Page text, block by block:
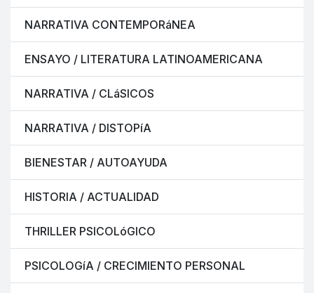
NARRATIVA CONTEMPORáNEA
ENSAYO / LITERATURA LATINOAMERICANA
NARRATIVA / CLáSICOS
NARRATIVA / DISTOPíA
BIENESTAR / AUTOAYUDA
HISTORIA / ACTUALIDAD
THRILLER PSICOLóGICO
PSICOLOGíA / CRECIMIENTO PERSONAL